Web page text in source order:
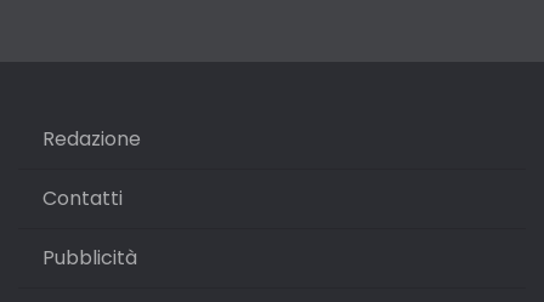
Redazione
Contatti
Pubblicità